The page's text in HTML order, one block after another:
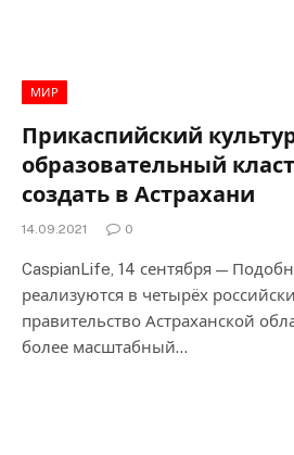
МИР
Прикаспийский
образовательный
создать в Астрахани
14.09.2021 0
CaspianLife, 14 сентября —
реализуются в четырёх
правительство Астраханской
более масштабный…